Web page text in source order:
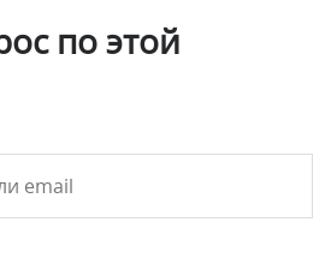
по этой